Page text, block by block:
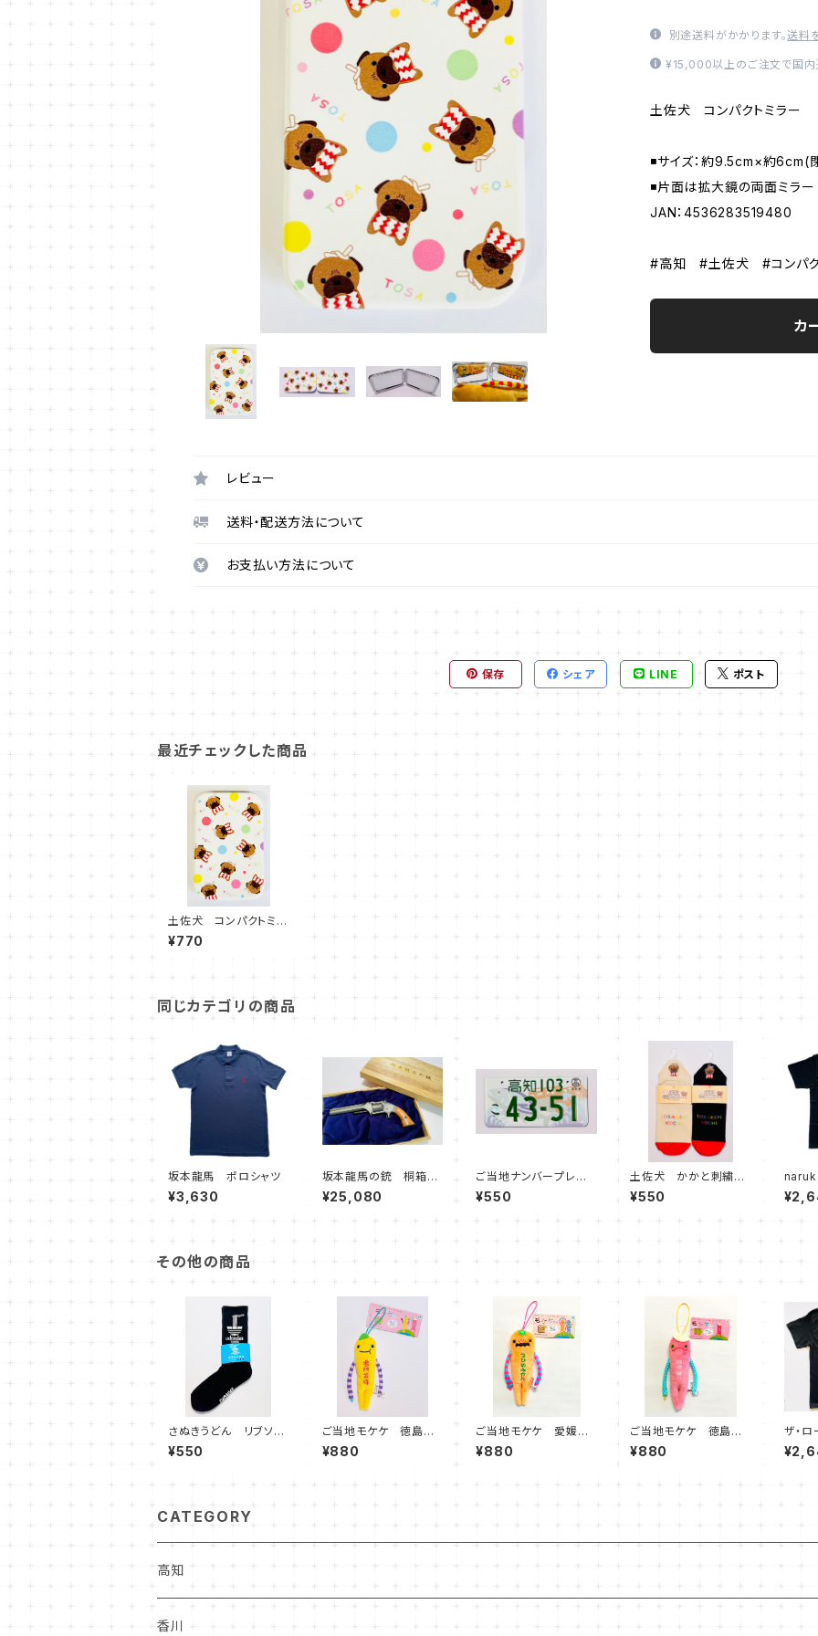
別途送料がかかります。送料
¥15,000以上のご注文で国内
土佐犬 コンパクトミラー
◾️サイズ：約9.5cm×約6cm(
◾️片面は拡大鏡の両面ミラー
JAN：4536283519480
#高知 #土佐犬 #コンパ
カ
レビュー
送料・配送方法について
お支払い方法について
保存 シェア LINE ポスト
最近チェックした商品
土佐犬 コンパクトミラ
ー
¥770
同じカテゴリの商品
坂本龍馬 ポロシャツ
¥3,630
坂本龍馬の銃 桐箱入
りプレミアモデル
¥25,080
ご当地ナンバープレート
マグネット 高知県
¥550
土佐犬 かかと刺繍ソ
ックス(レディース)
¥550
ス
その他の商品
さぬきうどん リブソッ
クス(メンズ)
¥550
ご当地モケケ 徳島県
限定 『鳴門金時』
¥880
ご当地モケケ 愛媛県
限定 『えひめみかん』
¥880
ご当地モケケ 徳島県
限定 『阿波踊り』
¥880
ザ・
ズ T
CATEGORY
高知
食品
香川